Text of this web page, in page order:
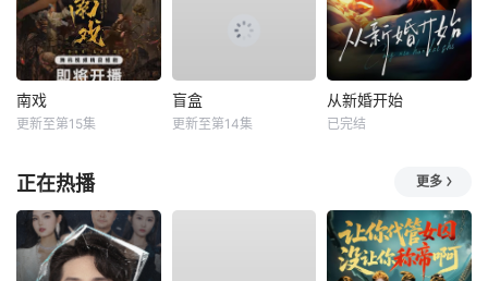
南戏
更新至第15集
盲盒
更新至第14集
从新婚开始
已完结
正在热播 更多